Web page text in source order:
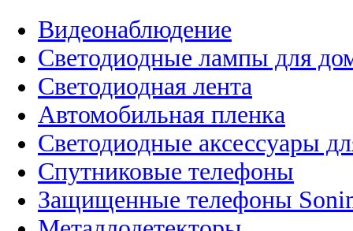
Видеонаблюдение
Светодиодные лампы для
Светодиодная лента
Автомобильная пленка
Светодиодные аксессуары
Спутниковые телефоны
Защищенные телефоны